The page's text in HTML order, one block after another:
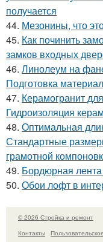
получается
44. Мезонины, что
45. Как починить
замков входных
46. Линолеум на
Подготовка
47. Керамогранит
Гидроизоляция
48. Оптимальная
Стандартные
грамотной
49. Бордюрная
50. Обои лофт в
© 2026 Стройка и ремонт
Контакты